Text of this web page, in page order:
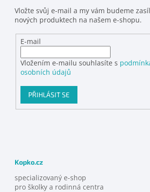
Vložte svůj e-mail a my vám budeme
nových produktech na našem e-shopu.
E-mail
Vložením e-mailu souhlasíte s
osobních údajů
PŘIHLÁSIT SE
Kopko.cz
specializovaný e-shop
pro školky a rodinná centra